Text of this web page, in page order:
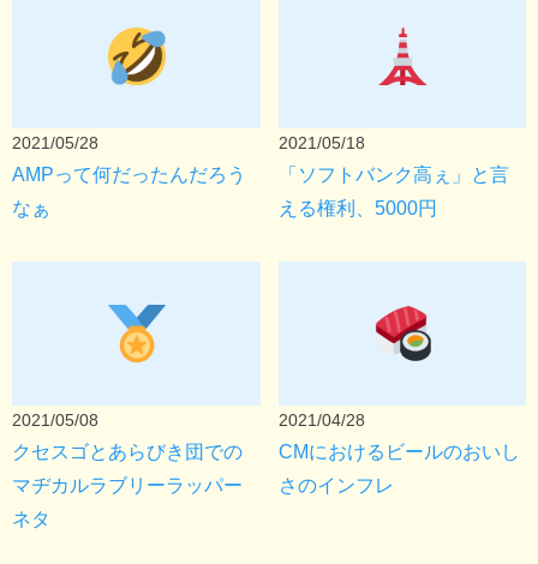
2021/05/28
AMPって何だったんだろう
なぁ
2021/05/18
「ソフトバンク高ぇ」と言
える権利、5000円
2021/05/08
クセスゴとあらびき団での
マヂカルラブリーラッパー
ネタ
2021/04/28
CMにおけるビールのおいし
さのインフレ